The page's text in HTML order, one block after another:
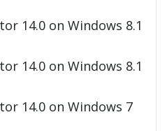
14.0 on Windows 8.1
14.0 on Windows 8.1
14.0 on Windows 7